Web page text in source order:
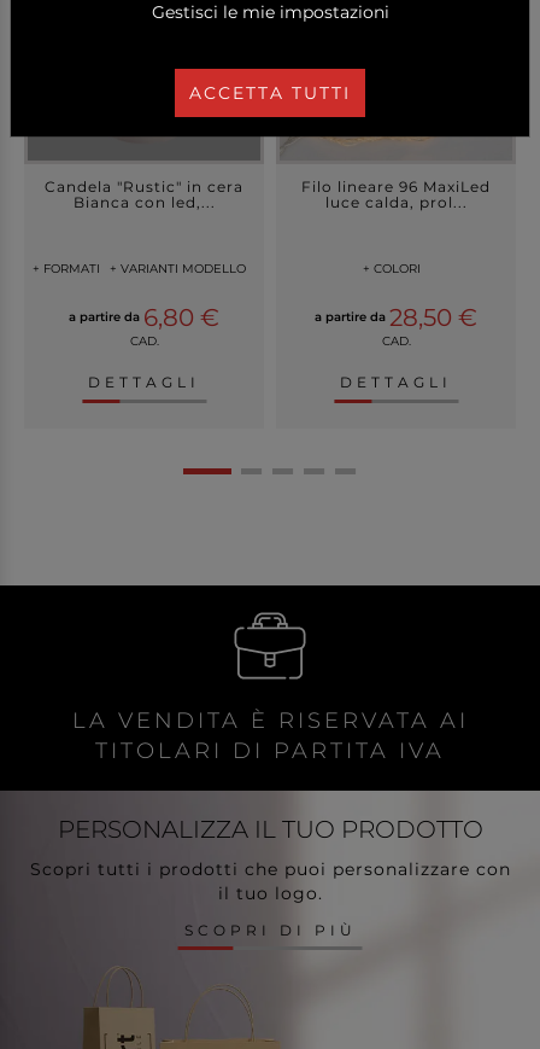
Candela "Rustic" in cera
Bianca con led,...
+ FORMATI + VARIANTI MODELLO
a partire da 6,80 €
CAD.
DETTAGLI
Filo lineare 96 MaxiLed
luce calda, prol...
+ COLORI
a partire da 28,50 €
CAD.
DETTAGLI
LA VENDITA È RISERVATA AI
TITOLARI DI PARTITA IVA
PERSONALIZZA IL TUO PRODOTTO
Scopri tutti i prodotti che puoi personalizzare con
il tuo logo.
SCOPRI DI PIÙ
Gestisci le mie impostazioni
ACCETTA TUTTI